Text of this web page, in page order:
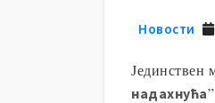
Новости
Јединствен
надахнућа